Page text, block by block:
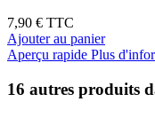
7,90 € TTC
Ajouter au panier
Aperçu rapide Plus
16 autres produits